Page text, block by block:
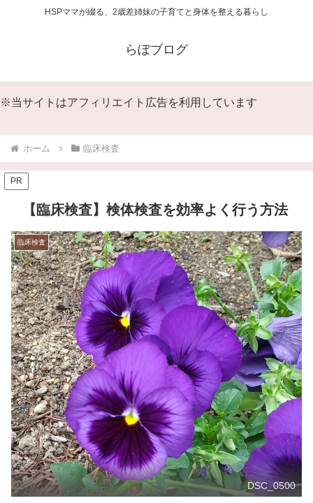
HSPママが綴る、2歳差姉妹の子育てと身体を整える暮らし
らぼブログ
※当サイトはアフィリエイト広告を利用しています
ホーム 臨床検査
PR
【臨床検査】検体検査を効率よく行う方法
臨床検査
DSC_0500